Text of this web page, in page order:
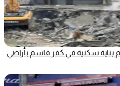
بناية سكنية في كفر قاسم بأراضي